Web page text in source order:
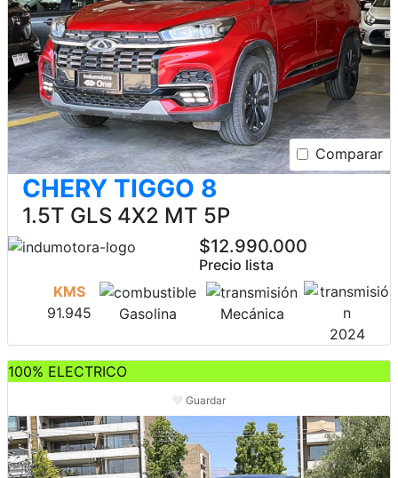
Comparar
CHERY TIGGO 8
1.5T GLS 4X2 MT 5P
$12.990.000
Precio lista
KMS
91.945
Gasolina
Mecánica
2024
100% ELECTRICO
Guardar